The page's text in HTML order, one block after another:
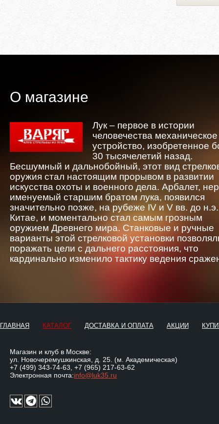
О магазине
Лук – первое в истории
человечества механическое
устройство, изобретенное
30 тысячелетий назад.
Бесшумный и дальнобойный, этот вид
оружия стал настоящим прорывом в развитии
искусства охоты и военного дела. Арбалет,
именуемый старшим братом лука, появился
значительно позже, на рубеже IV и V вв. до
Китае, и моментально стал самым грозным
оружием Древнего мира. Станковые и ручные
варианты этой стрелковой установки
поражать цели с дальнего расстояния, что
кардинально изменило тактику ведения
ГЛАВНАЯ КАТАЛОГ ДОСТАВКА И ОПЛАТА АКЦИИ
Магазин и клуб в Москве:
ул. Новочеремушкинская, д. 25. (м. Академическая)
+7 (499) 343-74-63 +7 (965) 217-63-62
Электронная почта:info@luk35.ru